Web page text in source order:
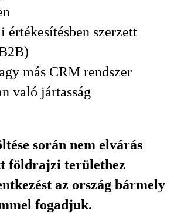
értékesítésben szerzett
más CRM rendszer
való jártasság
során nem elvárás
földrajzi területhez
az ország bármely
fogadjuk.